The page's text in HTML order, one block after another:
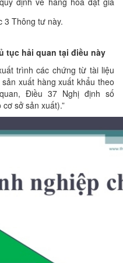
3 Thông tư này.
tục hải quan tại điều này
trình các chứng từ tài liệu
xuất hàng xuất khẩu theo
Điều 37 Nghị định số
sở sản xuất).”